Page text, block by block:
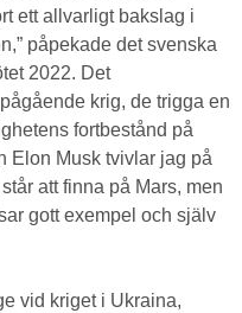
ett allvarligt bakslag i
påpekade det svenska
2022. Det
krig, de trigga en
fortbestånd på
Elon Musk tvivlar jag på
att finna på Mars, men
gott exempel och själv
vid kriget i Ukraina,